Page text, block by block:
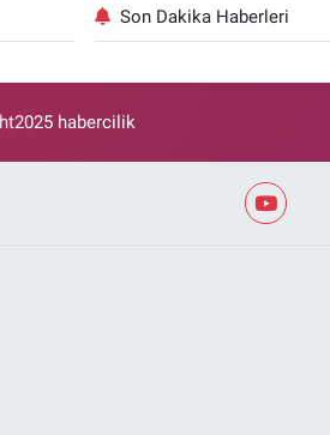
Son Dakika Haberleri
habercilik